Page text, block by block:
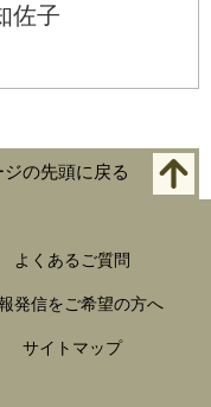
佐子
ジの先頭に戻る
よくあるご質問
発信をご希望の方へ
サイトマップ